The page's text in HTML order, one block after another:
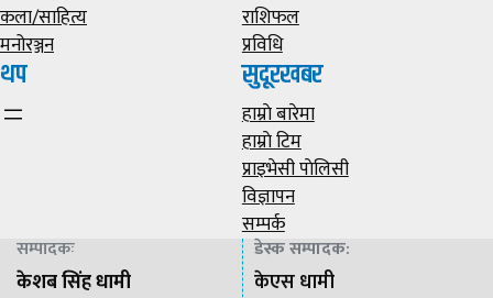
कला/साहित्य
मनोरञ्जन
राशिफल
प्रविधि
थप सुदूरखबर
हाम्राे बारेमा
हाम्राे टिम
प्राइभेसी पाेलिसी
विज्ञापन
सम्पर्क
सम्पादकः
केशब सिंह धामी
डेस्क सम्पादक:
केएस धामी